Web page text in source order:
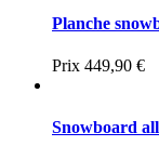
Planche
Prix 449,90 €
Snowboard